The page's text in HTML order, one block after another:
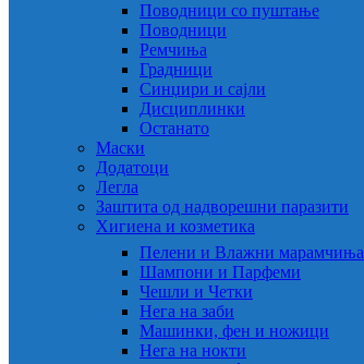
Поводници со пуштање
Поводници
Ремчиња
Градници
Синџири и сајли
Дисциплинки
Останато
Маски
Додатоци
Легла
Заштита од надворешни паразити
Хигиена и козметика
Пелени и Влажни марамчиња
Шампони и Парфеми
Чешли и Четки
Нега на заби
Машинки, фен и ножици
Нега на нокти